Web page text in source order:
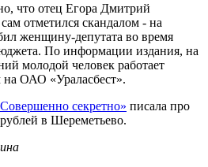
что отец Егора Дмитрий
отметился скандалом - на
женщину-депутата во время
По информации издания, на
молодой человек работает
ОАО «Ураласбест».
секретно» писала про
в Шереметьево.